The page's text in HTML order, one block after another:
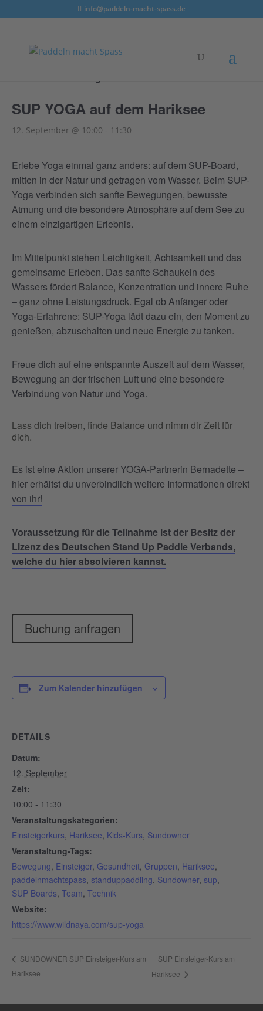
info@paddeln-macht-spass.de
SUP YOGA auf dem Hariksee
12. September @ 10:00 - 11:30
Erlebe Yoga einmal ganz anders: auf dem SUP-Board,
mitten in der Natur und getragen vom Wasser. Beim SUP-
Yoga verbinden sich sanfte Bewegungen, bewusste
Atmung und die besondere Atmosphäre auf dem See zu
einem einzigartigen Erlebnis.
Im Mittelpunkt stehen Leichtigkeit, Achtsamkeit und das
gemeinsame Erleben. Das sanfte Schaukeln des
Wassers fördert Balance, Konzentration und innere Ruhe
– ganz ohne Leistungsdruck. Egal ob Anfänger oder
Yoga-Erfahrene: SUP-Yoga lädt dazu ein, den Moment zu
genießen, abzuschalten und neue Energie zu tanken.
Freue dich auf eine entspannte Auszeit auf dem Wasser,
Bewegung an der frischen Luft und eine besondere
Verbindung von Natur und Yoga.
Lass dich treiben, finde Balance und nimm dir Zeit für
dich.
Es ist eine Aktion unserer YOGA-Partnerin Bernadette –
hier erhältst du unverbindlich weitere Informationen direkt
von ihr!
Voraussetzung für die Teilnahme ist der Besitz der
Lizenz des Deutschen Stand Up Paddle Verbands,
welche du hier absolvieren kannst.
Buchung anfragen
Zum Kalender hinzufügen
DETAILS
Datum:
12. September
Zeit:
10:00 - 11:30
Veranstaltungskategorien:
Einsteigerkurs, Hariksee, Kids-Kurs, Sundowner
Veranstaltung-Tags:
Bewegung, Einsteiger, Gesundheit, Gruppen, Hariksee,
paddelnmachtspass, standuppaddling, Sundowner, sup,
SUP Boards, Team, Technik
Website:
https://www.wildnaya.com/sup-yoga
SUNDOWNER SUP Einsteiger-Kurs am
Hariksee
SUP Einsteiger-Kurs am
Hariksee